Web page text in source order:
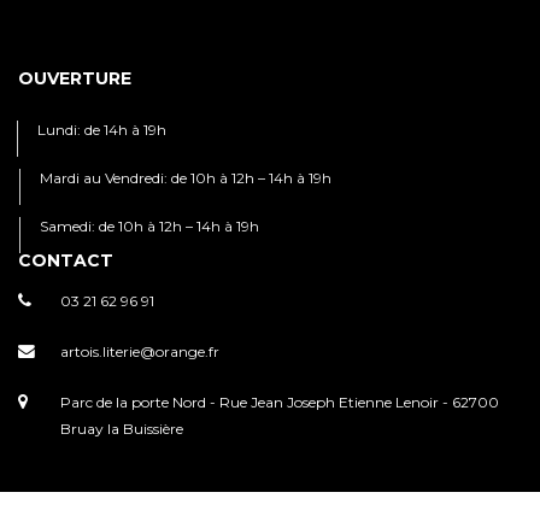
OUVERTURE
Lundi: de 14h à 19h
Mardi au Vendredi: de 10h à 12h – 14h à 19h
Samedi: de 10h à 12h – 14h à 19h
CONTACT
03 21 62 96 91
artois.literie@orange.fr
Parc de la porte Nord - Rue Jean Joseph Etienne Lenoir - 62700
Bruay la Buissière